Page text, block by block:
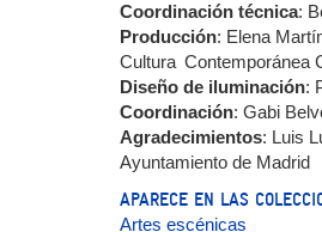
Coordinación técnica:
Producción: Elena
Cultura Contemporánea
Diseño de iluminación:
Coordinación: Gabi
Agradecimientos: Luis
Ayuntamiento de Madrid
APARECE EN LAS
Artes escénicas